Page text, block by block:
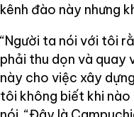
kênh đào này nhưng
“Người ta nói với tôi
phải thu dọn và quay
này cho việc xây
tôi không biết khi